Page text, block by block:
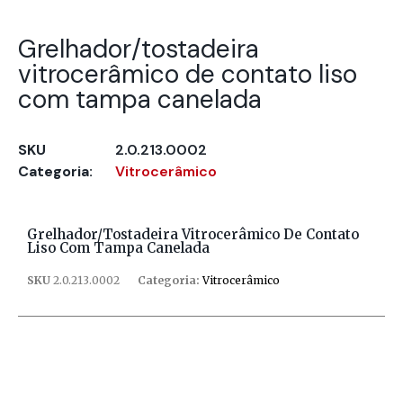
Grelhador/tostadeira
vitrocerâmico de contato liso
com tampa canelada
SKU
2.0.213.0002
Categoria:
Vitrocerâmico
Grelhador/tostadeira Vitrocerâmico De Contato
Liso Com Tampa Canelada
SKU 2.0.213.0002 Categoria: Vitrocerâmico